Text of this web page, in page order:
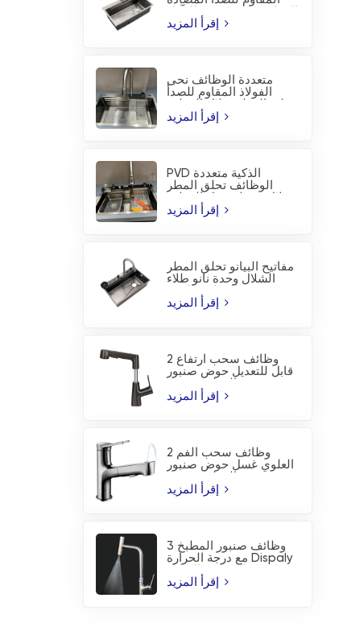
متعددة الوظائف نحى
الفولاذ المقاوم للصدأ
بالوعة
PVD الذكية متعددة
الوظائف تحلق المطر
بالوعة
مفاتيح البيانو تحلق المطر
الشلال وحدة نانو طلاء
2 وظائف سحب ارتفاع
قابل للتعديل حوض صنبور
2 وظائف سحب الفم
العلوي غسل حوض صنبور
3 وظائف صنبور المطبخ
مع درجة الحرارة Dispaly